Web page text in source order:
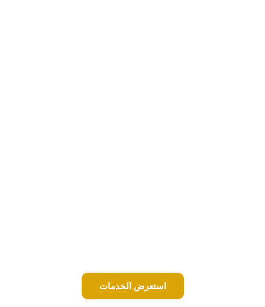
استعرض الخدمات